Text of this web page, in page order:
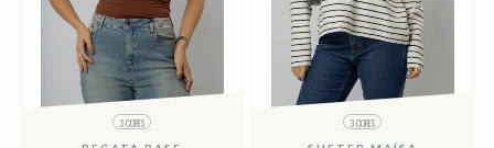
3 CORES
3 CORES